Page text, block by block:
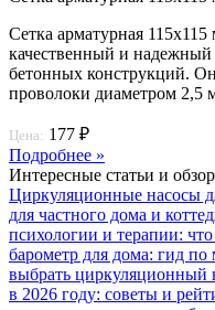
Сетка арматурная
качественный и надежный
бетонных конструкций.
проволоки диаметром 2,5
Цена: 177 ₽
Подробнее »
Интересные статьи и
Циркуляционные насосы
для частного дома и
психологии и терапии:
барометр для дома: гид
выбрать циркуляционный
в 2026 году: советы и